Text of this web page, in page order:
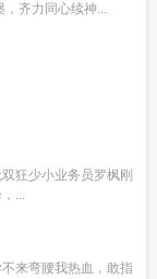
，齐力同心续神...
狂少小业务员罗枫刚
...
来弯腰我热血，敢指